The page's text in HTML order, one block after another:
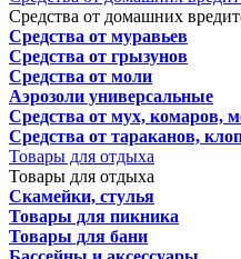
Средства от домашних
Средства от муравьев
Средства от грызунов
Средства от моли
Аэрозоли универсальные
Средства от мух, комаров,
Средства от тараканов,
Товары для отдыха
Товары для отдыха
Скамейки, стулья
Товары для пикника
Товары для бани